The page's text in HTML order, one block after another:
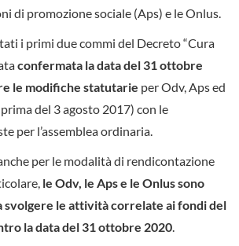
di promozione sociale (Aps) e le Onlus.
i primi due commi del Decreto “Cura
confermata la data del 31 ottobre
le modifiche statutarie per Odv, Aps ed
del 3 agosto 2017) con le
per l’assemblea ordinaria.
per le modalità di rendicontazione
le Odv, le Aps e le Onlus sono
svolgere le attività correlate ai fondi del
la data del 31 ottobre 2020.